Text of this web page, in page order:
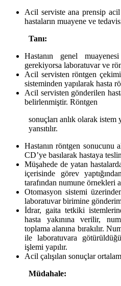
Acil serviste ana prensip
hastaların muayene ve
Tanı:
Hastanın genel
gerekiyorsa laboratuvar ve
Acil servisten röntgen
sisteminden yapılarak hasta
Acil servisten gönderilen
belirlenmiştir. Röntgen
sonuçları anlık olarak
yansıtılır.
Hastanın röntgen sonucunu
CD’ye basılarak hastaya
Müşahede de yatan
içerisinde görev
tarafından numune örnekleri
Otomasyon sistemi
laboratuvar birimine
İdrar, gaita tetkiki
hasta yakınına verilir,
toplama alanına bırakılır.
ile laboratuvara
işlemi yapılır.
Acil çalışılan sonuçlar
Müdahale: